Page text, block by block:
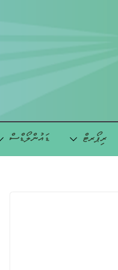
ރިޕޯރޓް ޑައުންލޯޑްސް